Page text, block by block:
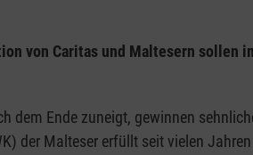
von Caritas und Maltesern sollen
dem Ende zuneigt, gewinnen
der Malteser erfüllt seit vielen